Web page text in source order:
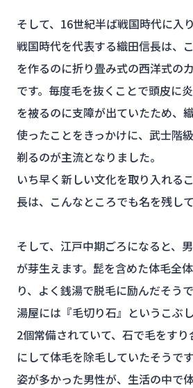
そして、16世紀半ば戦国時代に入り
戦国時代を代表する織田信長は、
を作るのに折り畳み式の西洋式の
です。毎度毛を抜くことで頭皮に
を被るのに支障が出ていたため、
使ったことをきっかけに、武士階
剃るのが主流となりました。
いち早く新しい文化を取り入れる
長は、こんなところでも名を残し
そして、江戸中期ごろになると、
が芽生えます。髭を含めた体毛全
り、よく銭湯で脱毛に励んだそうで
湯屋には『毛切り石』というこぶ
2個常備されていて、石で毛をす
にして体毛を除毛していたそうで
姿が多かった男性が、生活の中で